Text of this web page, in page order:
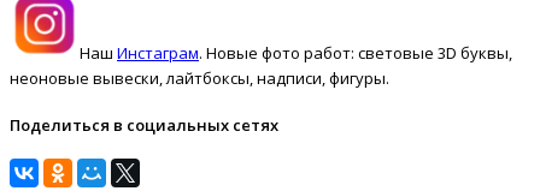
Наш Инстаграм. Новые фото работ: световые 3D буквы,
неоновые вывески, лайтбоксы, надписи, фигуры.
Поделиться в социальных сетях